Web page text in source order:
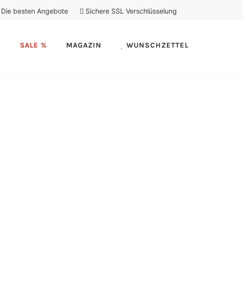
Die besten Angebote Sichere SSL Verschlüsselung
SALE % MAGAZIN WUNSCHZETTEL